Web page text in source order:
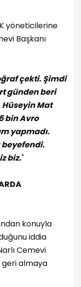
yöneticilerine
Başkanı
çekti. Şimdi
günden beri
Mat
bin Avro
yapmadı.
beyefendi.
biz."
konuyla
iddia
Cemevi
geri almaya